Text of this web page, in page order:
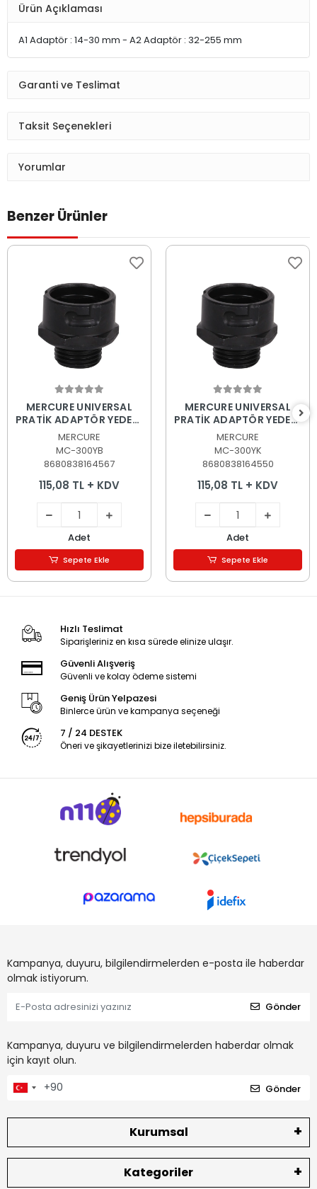
Ürün Açıklaması
A1 Adaptör : 14-30 mm - A2 Adaptör : 32-255 mm
Garanti ve Teslimat
Taksit Seçenekleri
Yorumlar
Benzer Ürünler
MERCURE UNIVERSAL
PRATİK ADAPTÖR YEDEĞİ
A2 ADAPTÖR 32-255MM
MERCURE
MC-300YB
8680838164567
115,08 TL + KDV
Adet
Sepete Ekle
MERCURE UNIVERSAL
PRATİK ADAPTÖR YEDEĞİ
A1 ADAPTÖR 14-30MM
MERCURE
MC-300YK
8680838164550
115,08 TL + KDV
Adet
Sepete Ekle
Hızlı Teslimat
Siparişleriniz en kısa sürede elinize ulaşır.
Güvenli Alışveriş
Güvenli ve kolay ödeme sistemi
Geniş Ürün Yelpazesi
Binlerce ürün ve kampanya seçeneği
7 / 24 DESTEK
Öneri ve şikayetlerinizi bize iletebilirsiniz.
Kampanya, duyuru, bilgilendirmelerden e-posta ile haberdar
olmak istiyorum.
Gönder
Kampanya, duyuru ve bilgilendirmelerden haberdar olmak
için kayıt olun.
Gönder
Kurumsal
Kategoriler